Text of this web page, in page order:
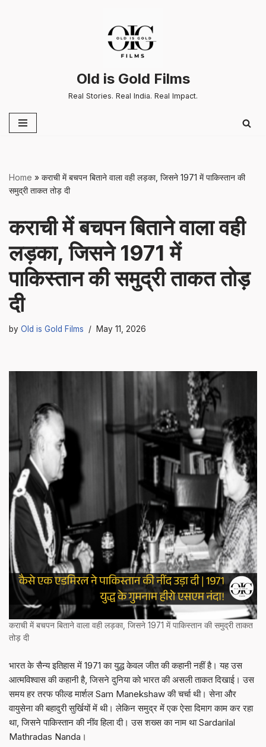
Old is Gold Films
Real Stories. Real India. Real Impact.
Home » कराची में बचपन बिताने वाला वही लड़का, जिसने 1971 में पाकिस्तान की
समुद्री ताकत तोड़ दी
कराची में बचपन बिताने वाला वही
लड़का, जिसने 1971 में
पाकिस्तान की समुद्री ताकत तोड़
दी
by Old is Gold Films May 11, 2026
कराची में बचपन बिताने वाला वही लड़का, जिसने 1971 में पाकिस्तान की समुद्री ताकत
तोड़ दी
भारत के सैन्य इतिहास में 1971 का युद्ध केवल जीत की कहानी नहीं है। यह उस
आत्मविश्वास की कहानी है, जिसने दुनिया को भारत की असली ताकत दिखाई। उस
समय हर तरफ फील्ड मार्शल Sam Manekshaw की चर्चा थी। सेना और
वायुसेना की बहादुरी सुर्खियों में थी। लेकिन समुद्र में एक ऐसा दिमाग काम कर रहा
था, जिसने पाकिस्तान की नींव हिला दी। उस शख्स का नाम था Sardarilal
Mathradas Nanda।